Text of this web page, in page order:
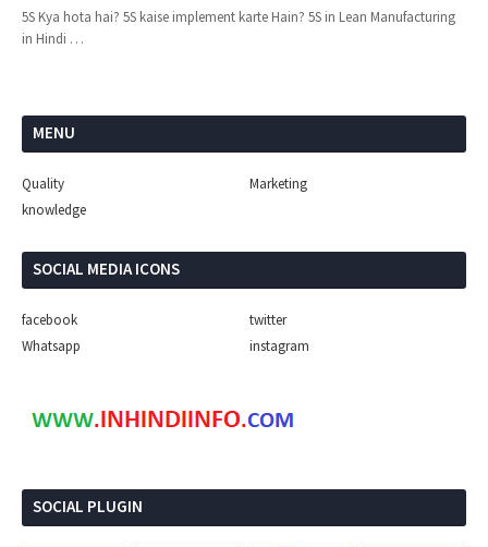
5S Kya hota hai? 5S kaise implement karte Hain? 5S in Lean Manufacturing
in Hindi …
MENU
Quality
Marketing
knowledge
SOCIAL MEDIA ICONS
facebook
twitter
Whatsapp
instagram
SOCIAL PLUGIN